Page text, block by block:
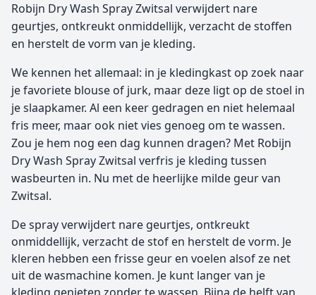
Robijn Dry Wash Spray Zwitsal verwijdert nare
geurtjes, ontkreukt onmiddellijk, verzacht de stoffen
en herstelt de vorm van je kleding.
We kennen het allemaal: in je kledingkast op zoek naar
je favoriete blouse of jurk, maar deze ligt op de stoel in
je slaapkamer. Al een keer gedragen en niet helemaal
fris meer, maar ook niet vies genoeg om te wassen.
Zou je hem nog een dag kunnen dragen? Met Robijn
Dry Wash Spray Zwitsal verfris je kleding tussen
wasbeurten in. Nu met de heerlijke milde geur van
Zwitsal.
De spray verwijdert nare geurtjes, ontkreukt
onmiddellijk, verzacht de stof en herstelt de vorm. Je
kleren hebben een frisse geur en voelen alsof ze net
uit de wasmachine komen. Je kunt langer van je